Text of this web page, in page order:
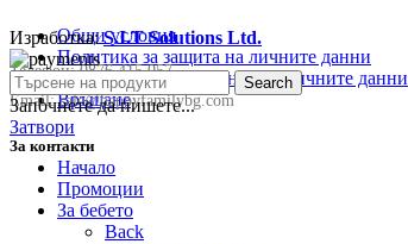
Общи условия
Политика за защита на личните данни
Политика за съхранение на личните данни
Връщане
За контакти
Телефон:0876 415 057
Email:sale@happyfamilybg.com
Изработка:S.I.T Solutions Ltd.
Search
Започнете да пишете...
Затвори
Начало
Промоции
За бебето
Back